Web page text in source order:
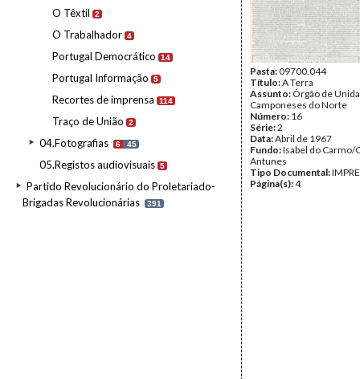
O Têxtil 2
O Trabalhador 4
Portugal Democrático 14
Portugal Informação 5
Recortes de imprensa 114
Traço de União 2
04.Fotografias 6 45
05.Registos audiovisuais 5
Partido Revolucionário do Proletariado-
Brigadas Revolucionárias
391
Pasta:09700.044
Título:A Terra
Assunto: Órgão de
Camponeses do Norte
Número: 16
Série:2
Data:Abril de 1967
Fundo:Isabel do Carmo/
Antunes
Tipo Documental:
Página(s):4